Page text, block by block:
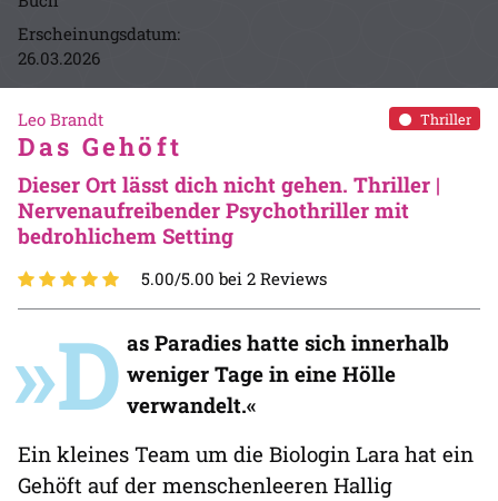
Erscheinungsdatum:
26.03.2026
Thriller
Leo Brandt
Das Gehöft
Dieser Ort lässt dich nicht gehen. Thriller |
Nervenaufreibender Psychothriller mit
bedrohlichem Setting
5.00/5.00 bei 2 Reviews
»D as Paradies hatte sich innerhalb
weniger Tage in eine Hölle
verwandelt.«
Ein kleines Team um die Biologin Lara hat ein
Gehöft auf der menschenleeren Hallig